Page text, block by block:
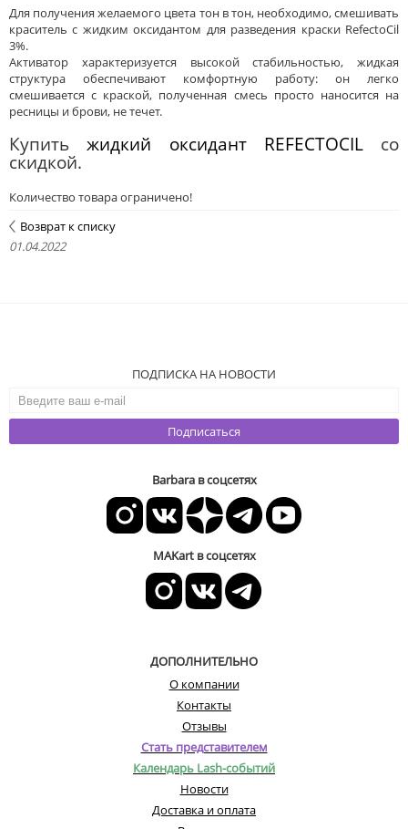
Для получения желаемого цвета тон в тон, необходимо, смешивать
краситель с жидким оксидантом для разведения краски RefectoCil
3%.
Активатор характеризуется высокой стабильностью, жидкая
структура обеспечивают комфортную работу: он легко
смешивается с краской, полученная смесь просто наносится на
ресницы и брови, не течет.
Купитьжидкий оксидант REFECTOCILсо
скидкой.
Количество товара ограничено!
Возврат к списку
01.04.2022
ПОДПИСКА НА НОВОСТИ
Подписаться
Barbara в соцсетях
MAKart в соцсетях
ДОПОЛНИТЕЛЬНО
О компании
Контакты
Отзывы
Стать представителем
Календарь Lash-событий
Новости
Доставка и оплата